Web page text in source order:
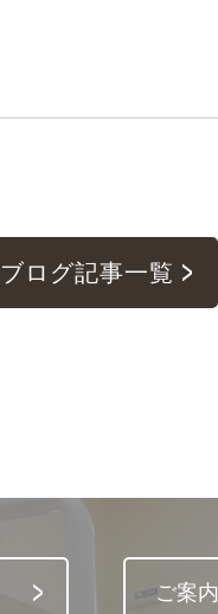
ブログ記事一覧
ご案内